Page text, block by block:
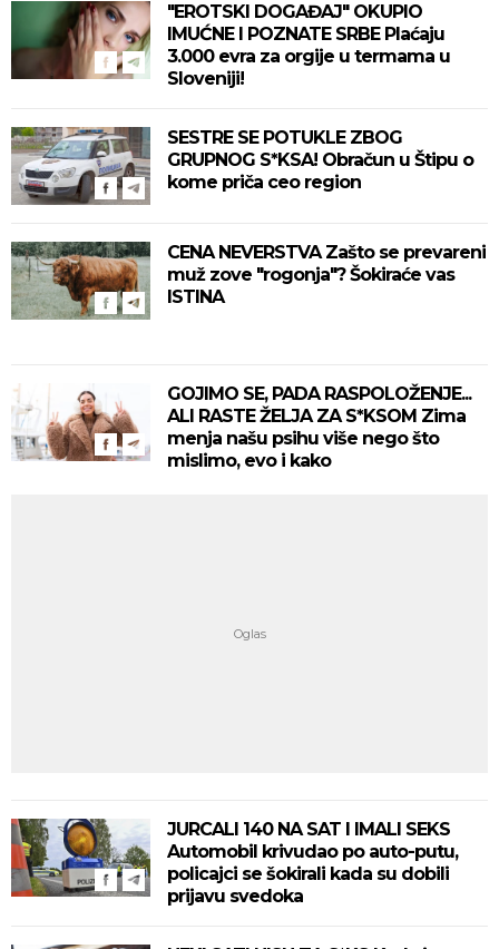
"EROTSKI DOGAĐAJ" OKUPIO
IMUĆNE I POZNATE SRBE Plaćaju
3.000 evra za orgije u termama u
Sloveniji!
SESTRE SE POTUKLE ZBOG
GRUPNOG S*KSA! Obračun u Štipu o
kome priča ceo region
CENA NEVERSTVA Zašto se prevareni
muž zove "rogonja"? Šokiraće vas
ISTINA
GOJIMO SE, PADA RASPOLOŽENJE...
ALI RASTE ŽELJA ZA S*KSOM Zima
menja našu psihu više nego što
mislimo, evo i kako
JURCALI 140 NA SAT I IMALI SEKS
Automobil krivudao po auto-putu,
policajci se šokirali kada su dobili
prijavu svedoka